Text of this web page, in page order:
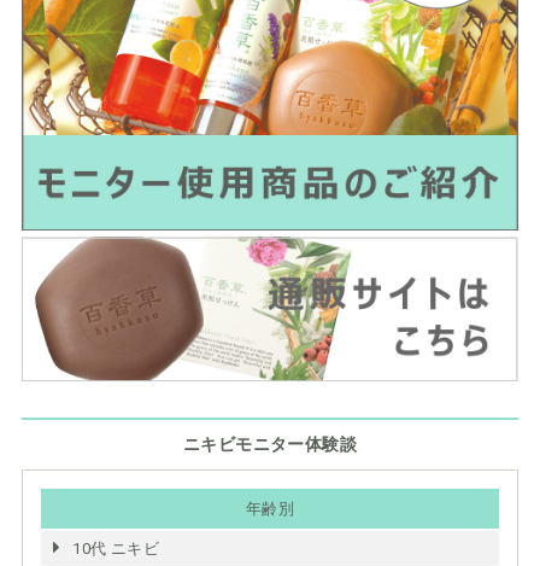
ニキビモニター体験談
年齢別
10代 ニキビ